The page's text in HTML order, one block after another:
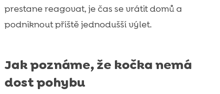
prestane reagovat, je čas se vrátit domů a
podniknout příště jednodušší výlet.
Jak poznáme, že kočka nemá
dost pohybu